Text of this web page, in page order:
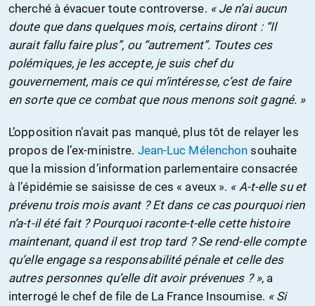
cherché à évacuer toute controverse. « Je n’ai aucun
doute que dans quelques mois, certains diront : “Il
aurait fallu faire plus”, ou “autrement”. Toutes ces
polémiques, je les accepte, je suis chef du
gouvernement, mais ce qui m’intéresse, c’est de faire
en sorte que ce combat que nous menons soit gagné. »
L’opposition n’avait pas manqué, plus tôt de relayer les
propos de l’ex-ministre. Jean-Luc Mélenchon souhaite
que la mission d’information parlementaire consacrée
à l’épi­démie se saisisse de ces « aveux ». « A-t-elle su et
prévenu trois mois avant ? Et dans ce cas pourquoi rien
n’a-t-il été fait ? Pourquoi raconte-t-elle cette histoire
maintenant, quand il est trop tard ? Se rend-elle compte
qu’elle engage sa responsabilité pénale et celle des
autres personnes qu’elle dit avoir prévenues ? », a
interrogé le chef de file de La France Insoumise. « Si